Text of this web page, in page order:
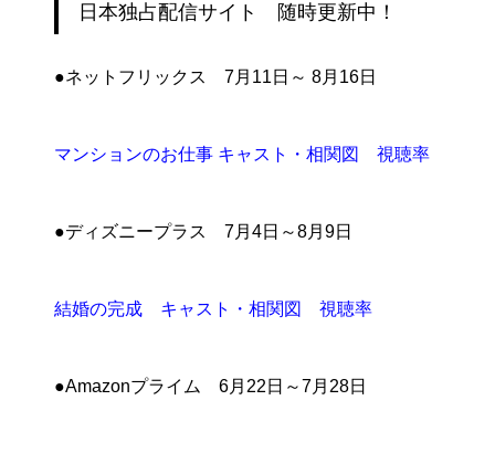
日本独占配信サイト 随時更新中！
●ネットフリックス 7月11日～ 8月16日
マンションのお仕事 キャスト・相関図 視聴率
●ディズニープラス 7月4日～8月9日
結婚の完成 キャスト・相関図 視聴率
●Amazonプライム 6月22日～7月28日